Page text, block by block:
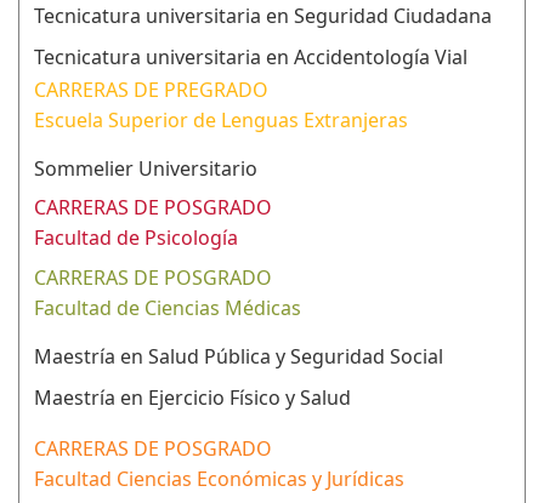
Tecnicatura universitaria en Seguridad Ciudadana
Tecnicatura universitaria en Accidentología Vial
CARRERAS DE PREGRADO
Escuela Superior de Lenguas Extranjeras
Sommelier Universitario
CARRERAS DE POSGRADO
Facultad de Psicología
CARRERAS DE POSGRADO
Facultad de Ciencias Médicas
Maestría en Salud Pública y Seguridad Social
Maestría en Ejercicio Físico y Salud
CARRERAS DE POSGRADO
Facultad Ciencias Económicas y Jurídicas